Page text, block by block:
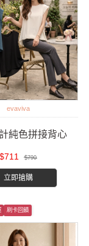
evaviva
純色拼接背心
$711 $790
立即搶購
刷卡回饋